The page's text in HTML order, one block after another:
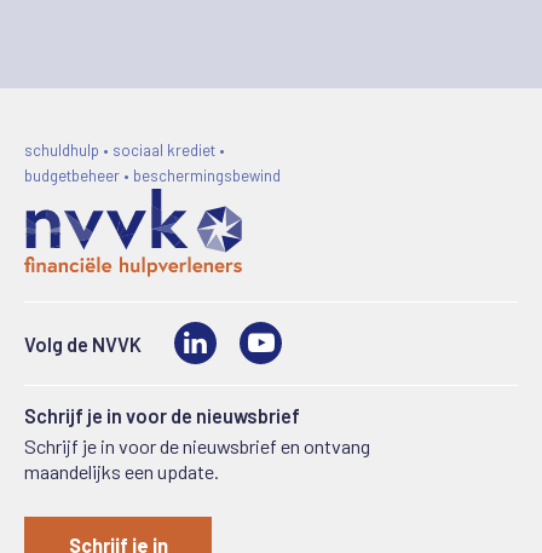
schuldhulp • sociaal krediet •
budgetbeheer • beschermingsbewind
Volg de NVVK LinkedIn
Schrijf je in voor de nieuwsbrief
Schrijf je in voor de nieuwsbrief en ontvang
maandelijks een update.
Schrijf je in